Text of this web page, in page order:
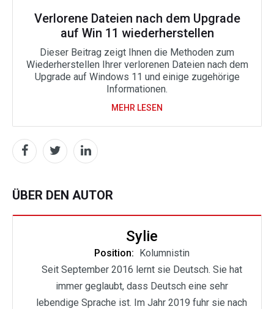
Verlorene Dateien nach dem Upgrade
auf Win 11 wiederherstellen
Dieser Beitrag zeigt Ihnen die Methoden zum
Wiederherstellen Ihrer verlorenen Dateien nach dem
Upgrade auf Windows 11 und einige zugehörige
Informationen.
MEHR LESEN
ÜBER DEN AUTOR
Sylie
Position: Kolumnistin
Seit September 2016 lernt sie Deutsch. Sie hat
immer geglaubt, dass Deutsch eine sehr
lebendige Sprache ist. Im Jahr 2019 fuhr sie nach